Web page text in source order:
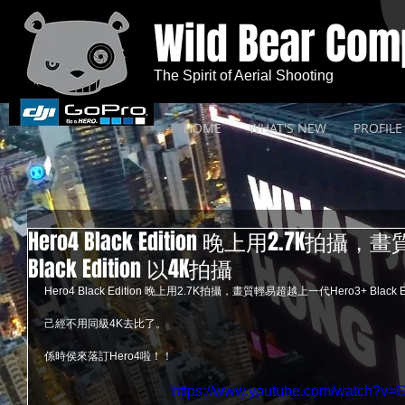
HOME WHAT'S NEW PROFILE
Wild Bear
The Spirit of Aerial Shooting
Hero4 Black Edition 晚上用2.7K拍攝，
Black Edition 以4K拍攝
Hero4 Black Edition 晚上用2.7K拍攝，畫質輕易超越上一代Hero3+ Black
己經不用同級4K去比了。
係時侯來落訂Hero4啦！！
https://www.youtube.com/